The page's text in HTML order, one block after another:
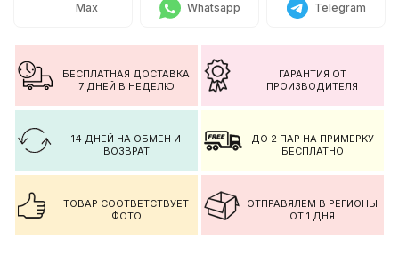
Max Whatsapp Telegram
БЕСПЛАТНАЯ ДОСТАВКА
7 ДНЕЙ В НЕДЕЛЮ
ГАРАНТИЯ ОТ
ПРОИЗВОДИТЕЛЯ
14 ДНЕЙ НА ОБМЕН И
ВОЗВРАТ
ДО 2 ПАР НА ПРИМЕРКУ
БЕСПЛАТНО
ТОВАР СООТВЕТСТВУЕТ
ФОТО
ОТПРАВЯЛЕМ В РЕГИОНЫ
ОТ 1 ДНЯ